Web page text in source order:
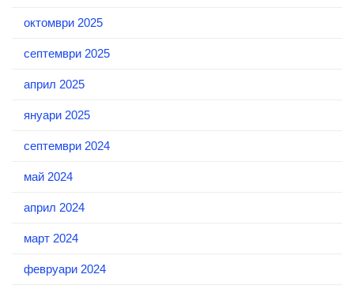
октомври 2025
септември 2025
април 2025
януари 2025
септември 2024
май 2024
април 2024
март 2024
февруари 2024